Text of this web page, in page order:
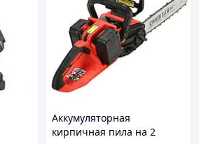
Аккумуляторная
кирпичная пила на 2